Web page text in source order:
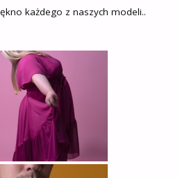
każdego z naszych modeli..